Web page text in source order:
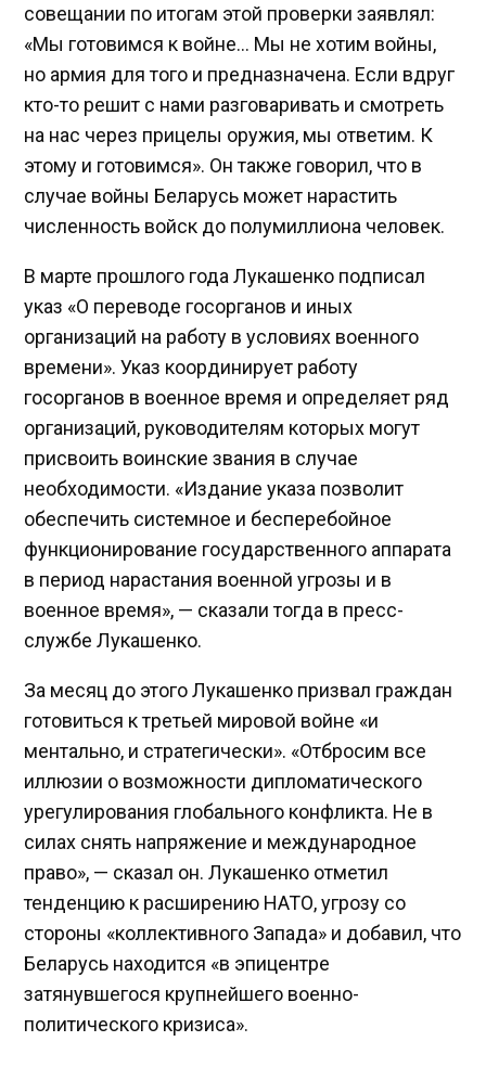
совещании по итогам этой проверки заявлял:
«Мы готовимся к войне… Мы не хотим войны,
но армия для того и предназначена. Если вдруг
кто-то решит с нами разговаривать и смотреть
на нас через прицелы оружия, мы ответим. К
этому и готовимся». Он также говорил, что в
случае войны Беларусь может нарастить
численность войск до полумиллиона человек.
В марте прошлого года Лукашенко подписал
указ «О переводе госорганов и иных
организаций на работу в условиях военного
времени». Указ координирует работу
госорганов в военное время и определяет ряд
организаций, руководителям которых могут
присвоить воинские звания в случае
необходимости. «Издание указа позволит
обеспечить системное и бесперебойное
функционирование государственного аппарата
в период нарастания военной угрозы и в
военное время», — сказали тогда в пресс-
службе Лукашенко.
За месяц до этого Лукашенко призвал граждан
готовиться к третьей мировой войне «и
ментально, и стратегически». «Отбросим все
иллюзии о возможности дипломатического
урегулирования глобального конфликта. Не в
силах снять напряжение и международное
право», — сказал он. Лукашенко отметил
тенденцию к расширению НАТО, угрозу со
стороны «коллективного Запада» и добавил, что
Беларусь находится «в эпицентре
затянувшегося крупнейшего военно-
политического кризиса».